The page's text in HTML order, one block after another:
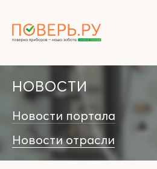
НОВОСТИ
Новости портала
Новости отрасли